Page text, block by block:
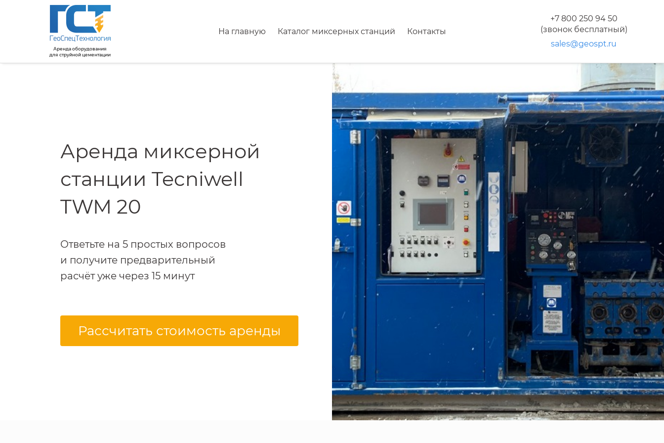
Аренда оборудования
для струйной цементации
На главную Каталог миксерных станций Контакты
+7 800 250 94 50
(звонок бесплатный)
sales@geospt.ru
Аренда миксерной
станции Tecniwell
TWM 20
Ответьте на 5 простых вопросов
и получите предварительный
расчёт уже через 15 минут
Рассчитать стоимость аренды